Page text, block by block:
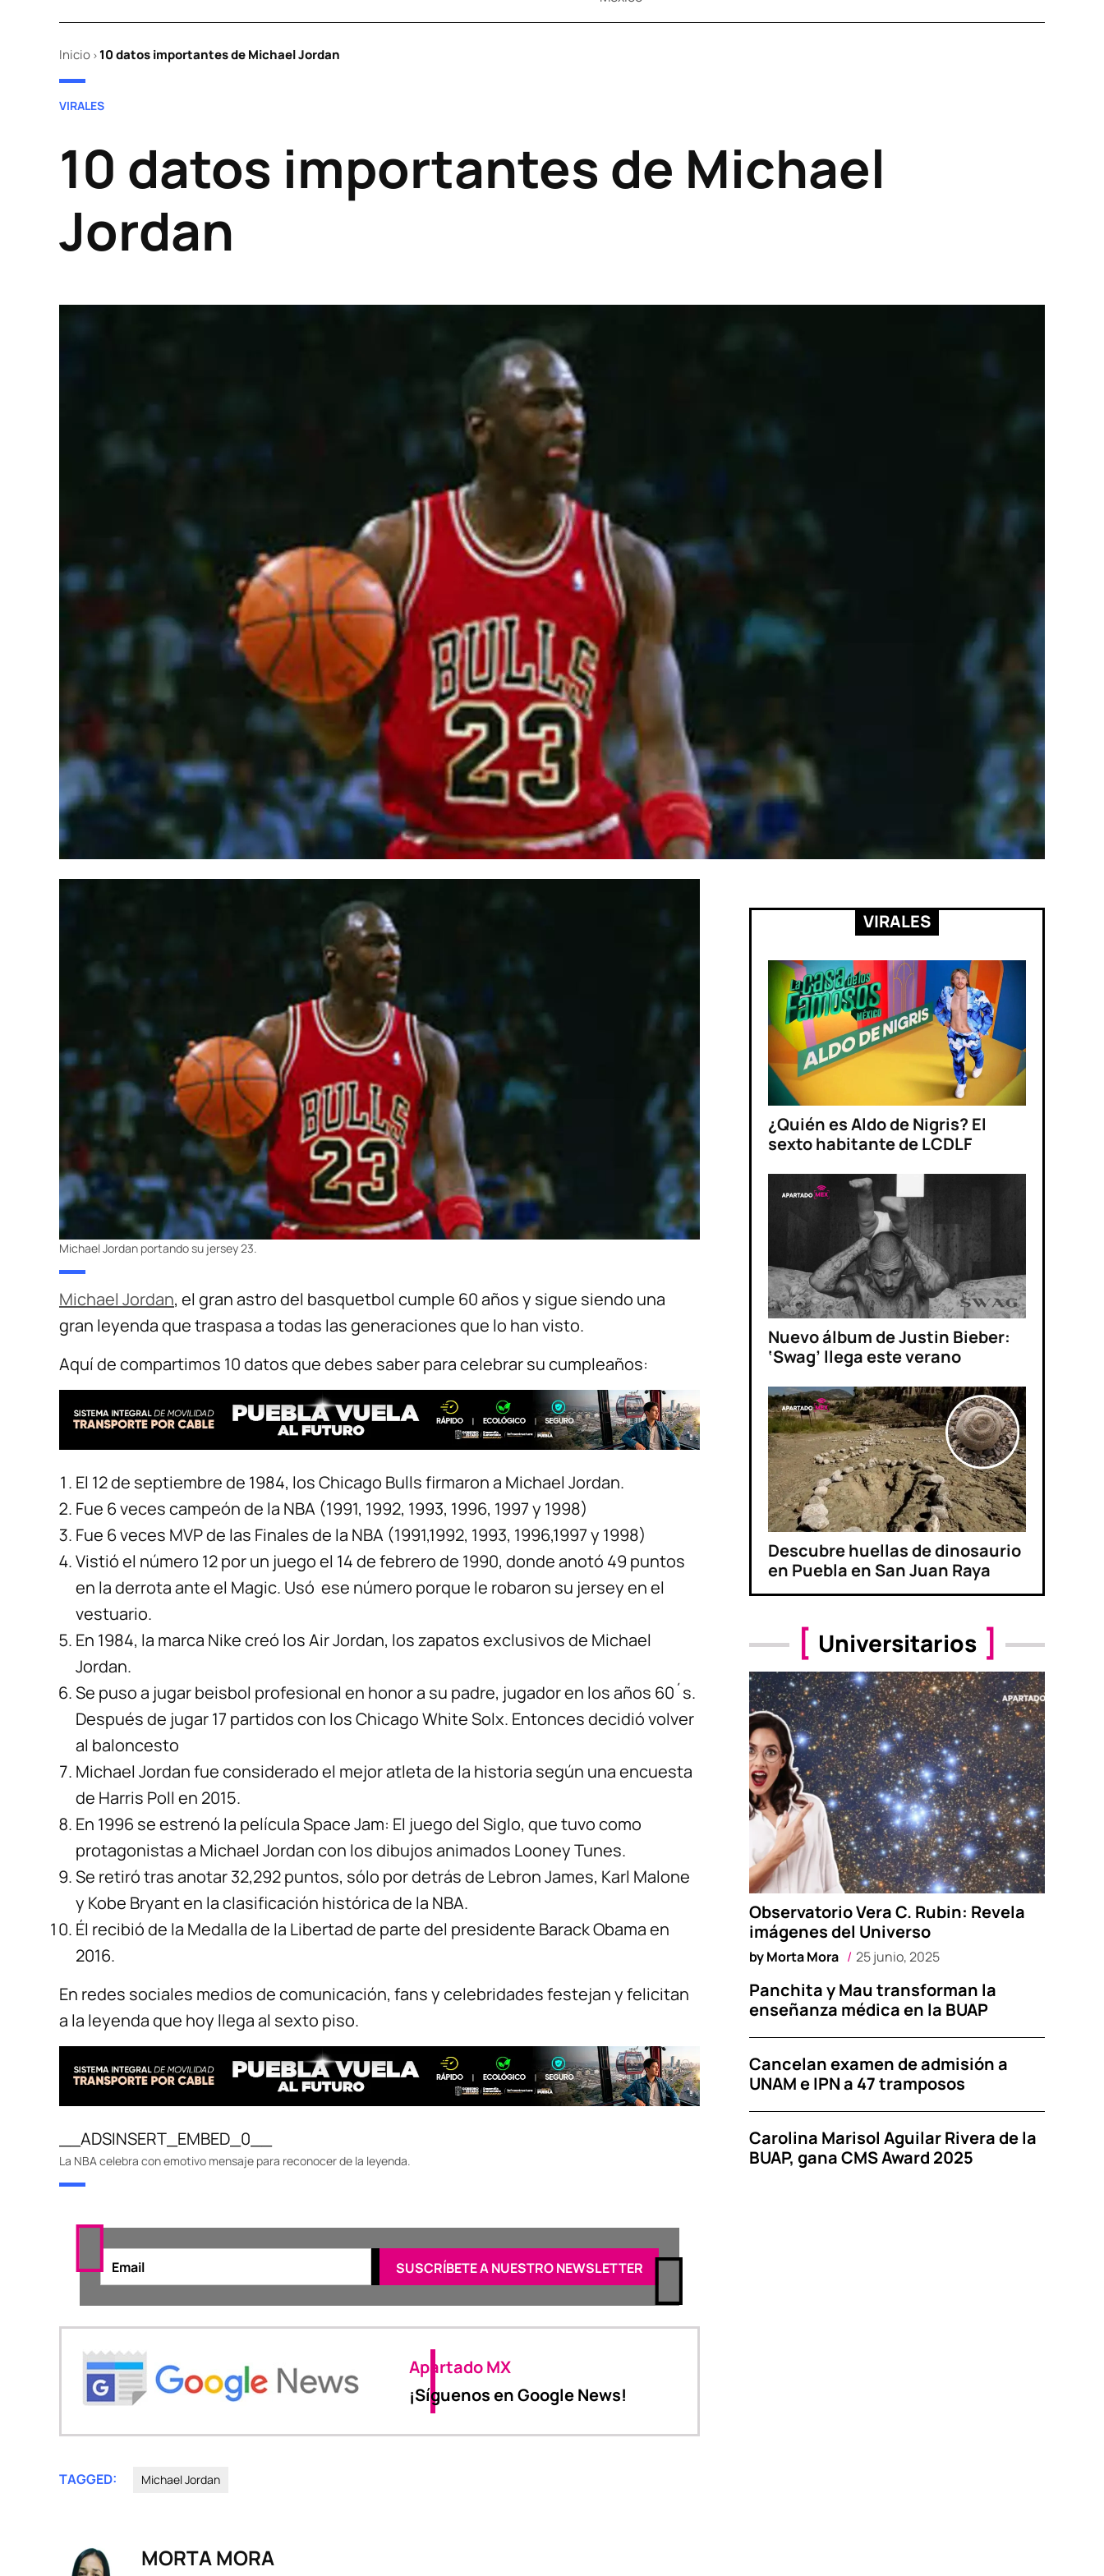
Inicio > 10 datos importantes de Michael Jordan
POSTED
VIRALES
10 datos importantes de Michael
Jordan
Michael Jordan portando su jersey 23.
Michael Jordan, el gran astro del basquetbol cumple 60 años y sigue siendo una
gran leyenda que traspasa a todas las generaciones que lo han visto.
Aquí de compartimos 10 datos que debes saber para celebrar su cumpleaños:
El 12 de septiembre de 1984, los Chicago Bulls firmaron a Michael Jordan.
Fue 6 veces campeón de la NBA (1991, 1992, 1993, 1996, 1997 y 1998)
Fue 6 veces MVP de las Finales de la NBA (1991,1992, 1993, 1996,1997 y 1998)
Vistió el número 12 por un juego el 14 de febrero de 1990, donde anotó 49 puntos
en la derrota ante el Magic. Usó ese número porque le robaron su jersey en el
vestuario.
En 1984, la marca Nike creó los Air Jordan, los zapatos exclusivos de Michael
Jordan.
Se puso a jugar beisbol profesional en honor a su padre, jugador en los años 60´s.
Después de jugar 17 partidos con los Chicago White Solx. Entonces decidió volver
al baloncesto
Michael Jordan fue considerado el mejor atleta de la historia según una encuesta
de Harris Poll en 2015.
En 1996 se estrenó la película Space Jam: El juego del Siglo, que tuvo como
protagonistas a Michael Jordan con los dibujos animados Looney Tunes.
Se retiró tras anotar 32,292 puntos, sólo por detrás de Lebron James, Karl Malone
y Kobe Bryant en la clasificación histórica de la NBA.
Él recibió de la Medalla de la Libertad de parte del presidente Barack Obama en
2016.
En redes sociales medios de comunicación, fans y celebridades festejan y felicitan
a la leyenda que hoy llega al sexto piso.
__ADSINSERT_EMBED_0__
La NBA celebra con emotivo mensaje para reconocer de la leyenda.
Apartado MX
¡Síguenos en Google News!
TAGGED: Michael Jordan
MORTA MORA
VIRALES
¿Quién es Aldo de Nigris? El
sexto habitante de LCDLF
Nuevo álbum de Justin Bieber:
‘Swag’ llega este verano
Descubre huellas de dinosaurio
en Puebla en San Juan Raya
Universitarios
Observatorio Vera C. Rubin: Revela
imágenes del Universo
byMorta Mora 25 junio, 2025
Panchita y Mau transforman la
enseñanza médica en la BUAP
Cancelan examen de admisión a
UNAM e IPN a 47 tramposos
Carolina Marisol Aguilar Rivera de la
BUAP, gana CMS Award 2025